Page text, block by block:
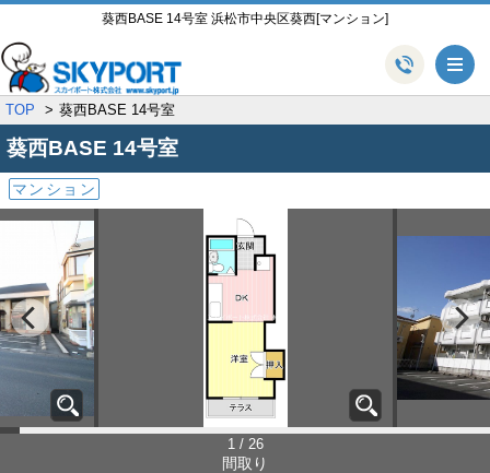
葵西BASE 14号室 浜松市中央区葵西[マンション]
TOP 葵西BASE 14号室
葵西BASE 14号室
マンション
1 / 26
間取り